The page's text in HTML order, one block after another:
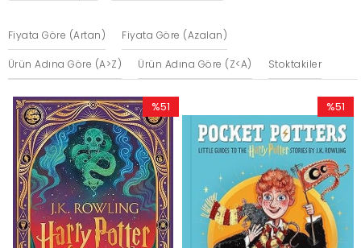
Fiyata Göre (Artan) Fiyata Göre (Azalan)
Ürün Adına Göre (A>Z) Ürün Adına Göre (Z<A) Stoktakiler
%51
İndirim
%51İndirim
%51
İndirim